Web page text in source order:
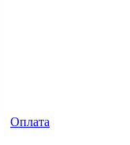
Оплата